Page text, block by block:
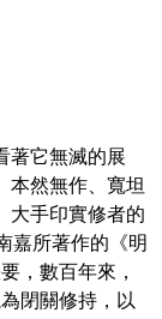
著它無滅的展
本然無作、寬坦
大手印實修者的
嘉所著作的《明
，數百年來，
閉關修持，以